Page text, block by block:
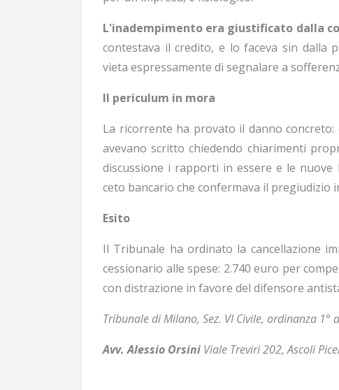
L'inadempimento era giustificato dalla
contestava il credito, e lo faceva sin dalla
vieta espressamente di segnalare a
Il periculum in mora
La ricorrente ha provato il danno
avevano scritto chiedendo chiarimenti
discussione i rapporti in essere e le
ceto bancario che confermava il pregiudizio
Esito
Il Tribunale ha ordinato la cancellazione
cessionario alle spese: 2.740 euro per
con distrazione in favore del difensore
Tribunale di Milano, Sez. VI Civile, ordinanza
Avv. Alessio Orsini Viale Treviri 202, Ascoli